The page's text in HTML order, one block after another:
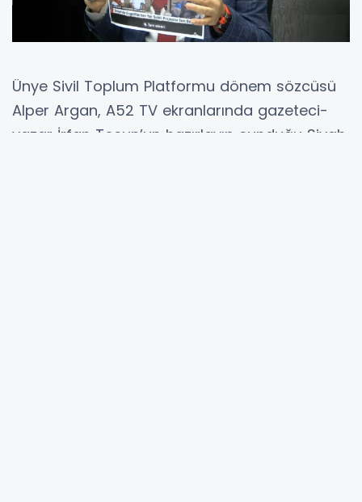
Ünye Sivil Toplum Platformu dönem sözcüsü
Alper Argan, A52 TV ekranlarında gazeteci-
yazar İrfan Tosun’un hazırlayıp sunduğu Siyah